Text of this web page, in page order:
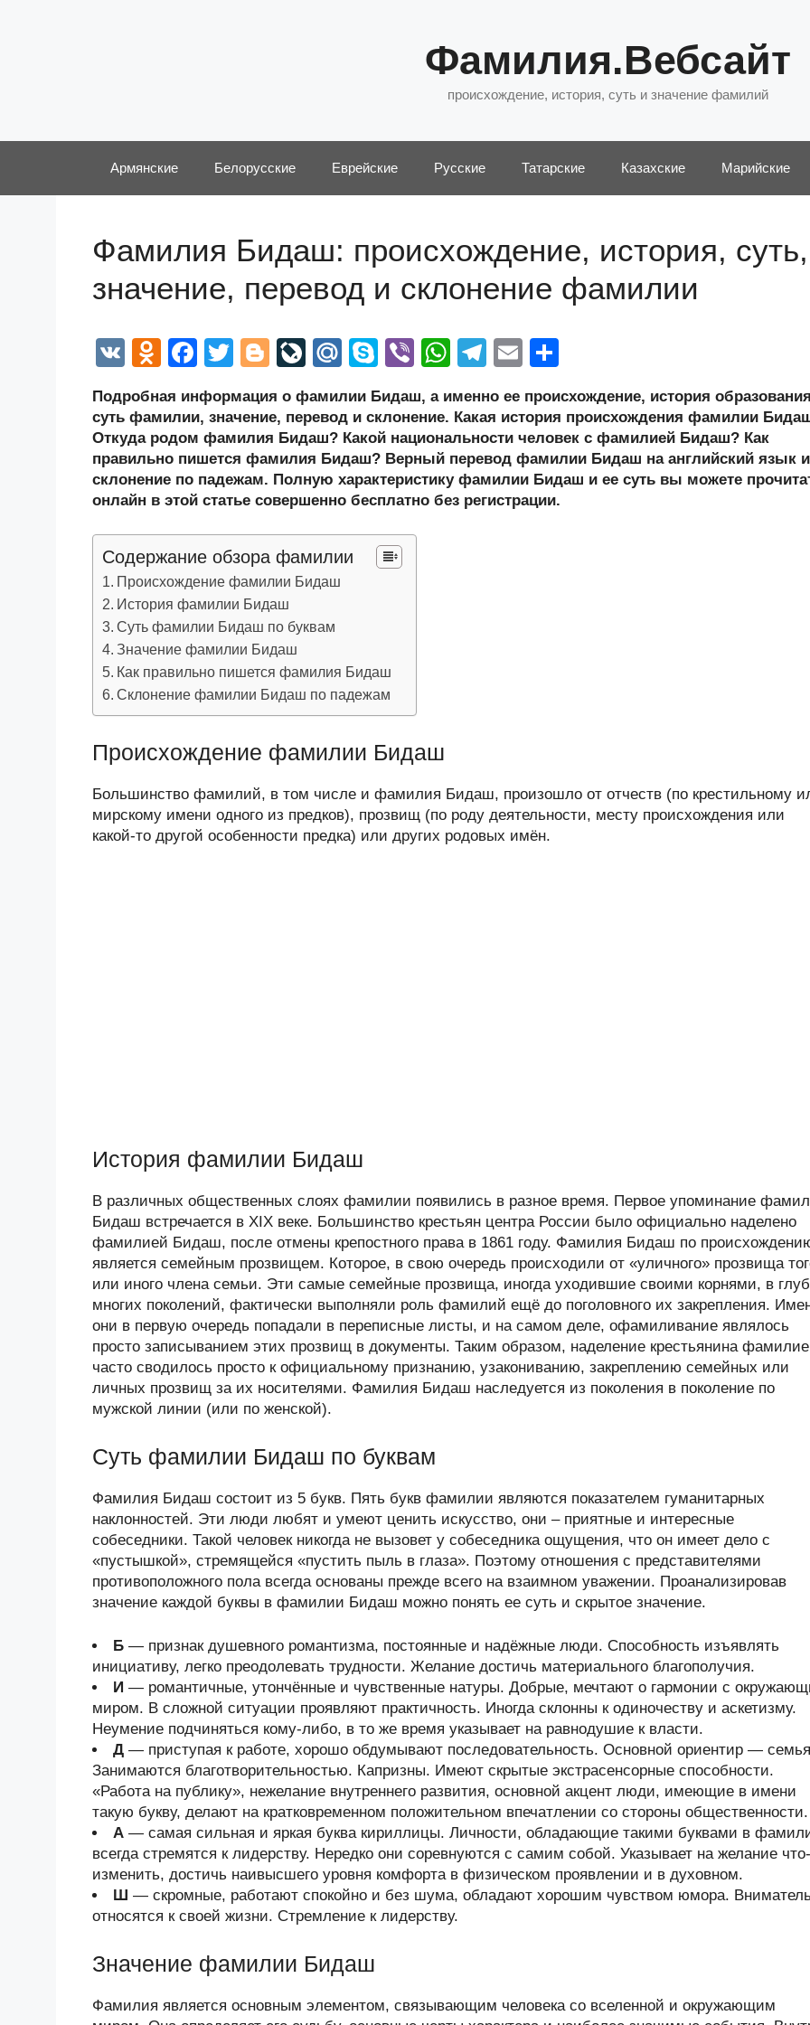
Фамилия.Вебсайт
происхождение, история, суть и значение фамилий
Армянские Белорусские Еврейские Русские Татарские Казахские Марийские
Фамилия Бидаш: происхождение, история, суть,
значение, перевод и склонение фамилии
V
O
n
o
kl
a
ss
ni
ki
F
c
e
b
o
o
k
T
tt
er
Bl
g
g
er
Li
e
J
o
ur
n
al
M
.R
u
S
p
e
Vi
er
W
at
s
A
p
T
e
gr
a
m
E
ail р
а
в
и
Подробная информация о фамилии Бидаш, а именно ее происхождение, история
суть фамилии, значение, перевод и склонение. Какая история происхождения фамилии
Откуда родом фамилия Бидаш? Какой национальности человек с фамилией Бидаш? Как
правильно пишется фамилия Бидаш? Верный перевод фамилии Бидаш на английский язык и
склонение по падежам. Полную характеристику фамилии Бидаш и ее суть вы можете
онлайн в этой статье совершенно бесплатно без регистрации.
Содержание обзора фамилии
Происхождение фамилии Бидаш
История фамилии Бидаш
Суть фамилии Бидаш по буквам
Значение фамилии Бидаш
Как правильно пишется фамилия Бидаш
Склонение фамилии Бидаш по падежам
Происхождение фамилии Бидаш
Большинство фамилий, в том числе и фамилия Бидаш, произошло от отчеств (по крестильному
мирскому имени одного из предков), прозвищ (по роду деятельности, месту происхождения или
какой-то другой особенности предка) или других родовых имён.
История фамилии Бидаш
В различных общественных слоях фамилии появились в разное время. Первое упоминание
Бидаш встречается в XIX веке. Большинство крестьян центра России было официально наделено
фамилией Бидаш, после отмены крепостного права в 1861 году. Фамилия Бидаш по
является семейным прозвищем. Которое, в свою очередь происходили от «уличного» прозвища
или иного члена семьи. Эти самые семейные прозвища, иногда уходившие своими корнями, в
многих поколений, фактически выполняли роль фамилий ещё до поголовного их закрепления.
они в первую очередь попадали в переписные листы, и на самом деле, офамиливание являлось
просто записыванием этих прозвищ в документы. Таким образом, наделение крестьянина
часто сводилось просто к официальному признанию, узакониванию, закреплению семейных или
личных прозвищ за их носителями. Фамилия Бидаш наследуется из поколения в поколение по
мужской линии (или по женской).
Суть фамилии Бидаш по буквам
Фамилия Бидаш состоит из 5 букв. Пять букв фамилии являются показателем гуманитарных
наклонностей. Эти люди любят и умеют ценить искусство, они – приятные и интересные
собеседники. Такой человек никогда не вызовет у собеседника ощущения, что он имеет дело с
«пустышкой», стремящейся «пустить пыль в глаза». Поэтому отношения с представителями
противоположного пола всегда основаны прежде всего на взаимном уважении. Проанализировав
значение каждой буквы в фамилии Бидаш можно понять ее суть и скрытое значение.
Б — признак душевного романтизма, постоянные и надёжные люди. Способность изъявлять
инициативу, легко преодолевать трудности. Желание достичь материального благополучия.
И — романтичные, утончённые и чувственные натуры. Добрые, мечтают о гармонии с
миром. В сложной ситуации проявляют практичность. Иногда склонны к одиночеству и аскетизму.
Неумение подчиняться кому-либо, в то же время указывает на равнодушие к власти.
Д — приступая к работе, хорошо обдумывают последовательность. Основной ориентир —
Занимаются благотворительностью. Капризны. Имеют скрытые экстрасенсорные способности.
«Работа на публику», нежелание внутреннего развития, основной акцент люди, имеющие в имени
такую букву, делают на кратковременном положительном впечатлении со стороны общественности.
А — самая сильная и яркая буква кириллицы. Личности, обладающие такими буквами в
всегда стремятся к лидерству. Нередко они соревнуются с самим собой. Указывает на желание
изменить, достичь наивысшего уровня комфорта в физическом проявлении и в духовном.
Ш — скромные, работают спокойно и без шума, обладают хорошим чувством юмора.
относятся к своей жизни. Стремление к лидерству.
Значение фамилии Бидаш
Фамилия является основным элементом, связывающим человека со вселенной и окружающим